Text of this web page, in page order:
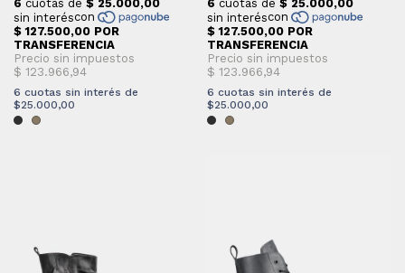
6 cuotas sin interés de
$25.000,00
6 cuotas sin interés de
$25.000,00